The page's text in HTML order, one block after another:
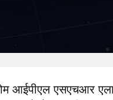
आईपीएल एसएचआर